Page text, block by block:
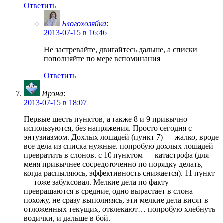
Ответить
Блогохозяйка:
2013-07-15 в 16:46
Не застревайте, двигайтесь дальше, а списки
пополняйте по мере вспоминания
Ответить
Ирэна:
2013-07-15 в 18:07
Первые шесть пунктов, а также 8 и 9 привычно
используются, без напряжения. Просто сегодня с
энтузиазмом. Дохлых лошадей (пункт 7) — жалко, вроде
все дела из списка нужные. попробую дохлых лошадей
превратить в слонов. с 10 пунктом — катастрофа (для
меня привычнее сосредоточенно по порядку делать,
когда распыляюсь, эффективность снижается). 11 пункт
— тоже забуксовал. Мелкие дела по факту
превращаются в средние, одно вырастает в слона
похожу, не сразу выполняясь, эти мелкие дела висят в
отложенных текущих, отвлекают… попробую хлебнуть
водички, и дальше в бой.